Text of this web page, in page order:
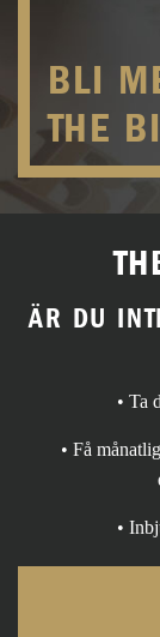
BLI
THE
ÄR DU
• Ta
• Få
•